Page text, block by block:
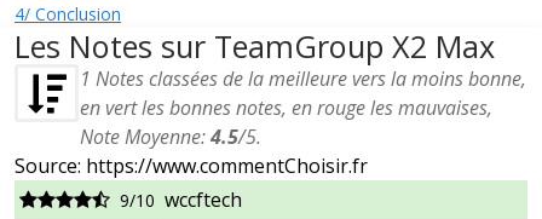
4/ Conclusion
Les Notes sur TeamGroup X2 Max
1 Notes classées de la meilleure vers la moins bonne,
en vert les bonnes notes, en rouge les mauvaises,
Note Moyenne:4.5/5.
Source: https://www.commentChoisir.fr
9/10 wccftech